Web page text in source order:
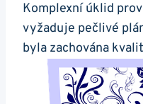
Komplexní úklid
vyžaduje pečlivé
byla zachována